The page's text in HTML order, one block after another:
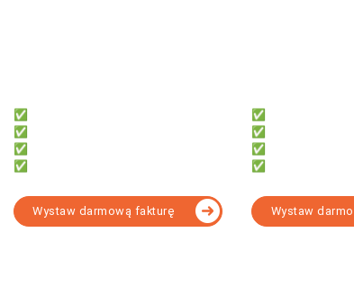
✅ Samodzielnie księgować
✅ Oszczędzić czas i pieniądze
✅ Mieć dostęp z telefonu i komputera
✅ Fakturować za darmo z KSeF
Wystaw darmową fakturę
✅ 7 000+
✅ e-Deklaracji, JPK,
✅ Obsługi wielu firm
✅ Narzędzia do
Wystaw